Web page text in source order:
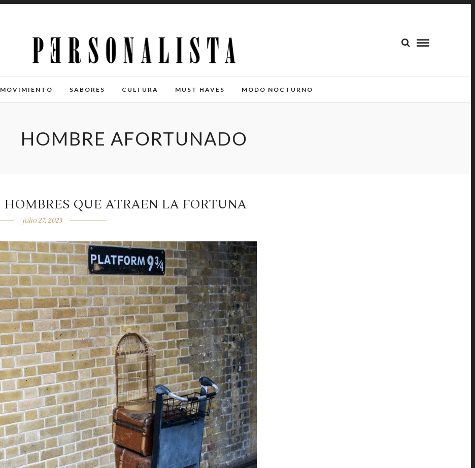
MOVIMIENTO SABORES CULTURA MUST HAVES MODO NOCTURNO
HOMBRE AFORTUNADO
HOMBRES QUE ATRAEN LA FORTUNA
julio 27, 2023